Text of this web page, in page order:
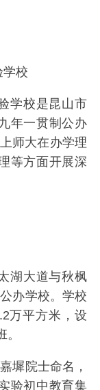
学校
学校是昆山市
年一贯制公办
师大在办学理
等方面开展深
湖大道与秋枫
办学校。学校
万平方米，设
墀院士命名，
验初中教育集